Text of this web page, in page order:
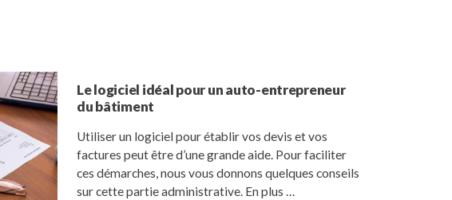
Le logiciel idéal pour un auto-entrepreneur
du bâtiment
Utiliser un logiciel pour établir vos devis et vos
factures peut être d’une grande aide. Pour faciliter
ces démarches, nous vous donnons quelques conseils
sur cette partie administrative. En plus …